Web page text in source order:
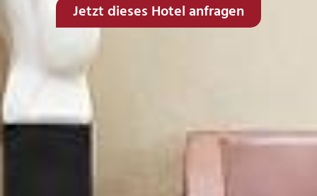
Jetzt dieses Hotel anfragen